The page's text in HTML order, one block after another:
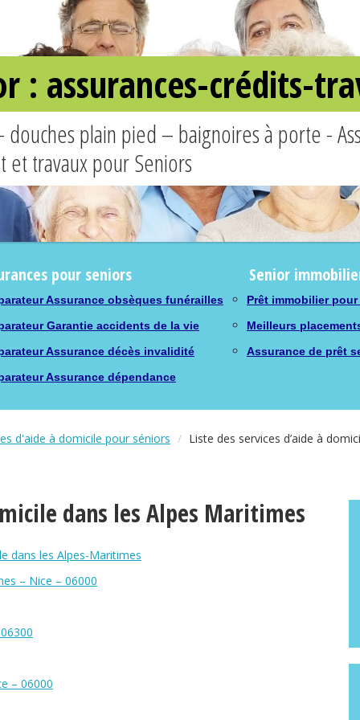
: assurances-crédits-
plain pied – baignoires à porte -
et travaux pour Seniors
pour seniors
Assurance obsèques funérailles
Garantie accidents de la vie
Assurance décès invalidité
Assurance dépendance
Senior
Prêt immobilier
Meilleurs
Assurance de prêt
d'aide à domicile pour séniors Liste des services d’aide à
dans les Alpes Maritimes
dans les Alpes-Maritimes
– Nice – 06000
– 06000